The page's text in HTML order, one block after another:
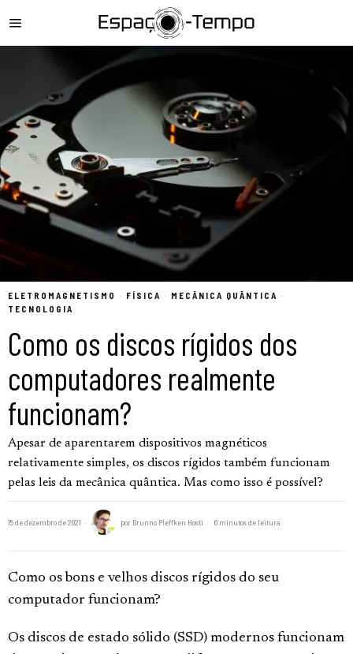
ELETROMAGNETISMO · FÍSICA · MECÂNICA QUÂNTICA ·
TECNOLOGIA
Como os discos rígidos dos
computadores realmente
funcionam?
Apesar de aparentarem dispositivos magnéticos
relativamente simples, os discos rígidos também funcionam
pelas leis da mecânica quântica. Mas como isso é possível?
15 de dezembro de 2021 por Brunno Pleffken Hosti 6 minutos de leitura
Como os bons e velhos discos rígidos do seu
computador funcionam?
Os discos de estado sólido (SSD) modernos funcionam